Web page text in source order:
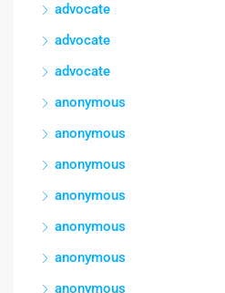
advocate
advocate
advocate
anonymous
anonymous
anonymous
anonymous
anonymous
anonymous
anonymous